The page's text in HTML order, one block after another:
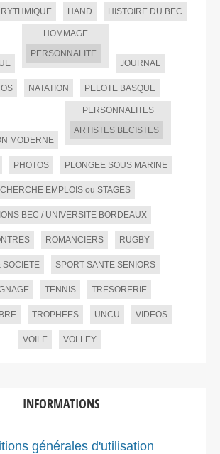
HAND HISTOIRE DU BEC
HOMMAGE
PERSONNALITE
JOURNAL
NATATION PELOTE BASQUE
MODERNE
PERSONNALITES
ARTISTES BECISTES
PHOTOS PLONGEE SOUS MARINE
EMPLOIS ou STAGES
BEC / UNIVERSITE BORDEAUX
ROMANCIERS RUGBY
SOCIETE SPORT SANTE SENIORS
TENNIS TRESORERIE
TROPHEES UNCU VIDEOS
VOILE VOLLEY
INFORMATIONS
générales d'utilisation